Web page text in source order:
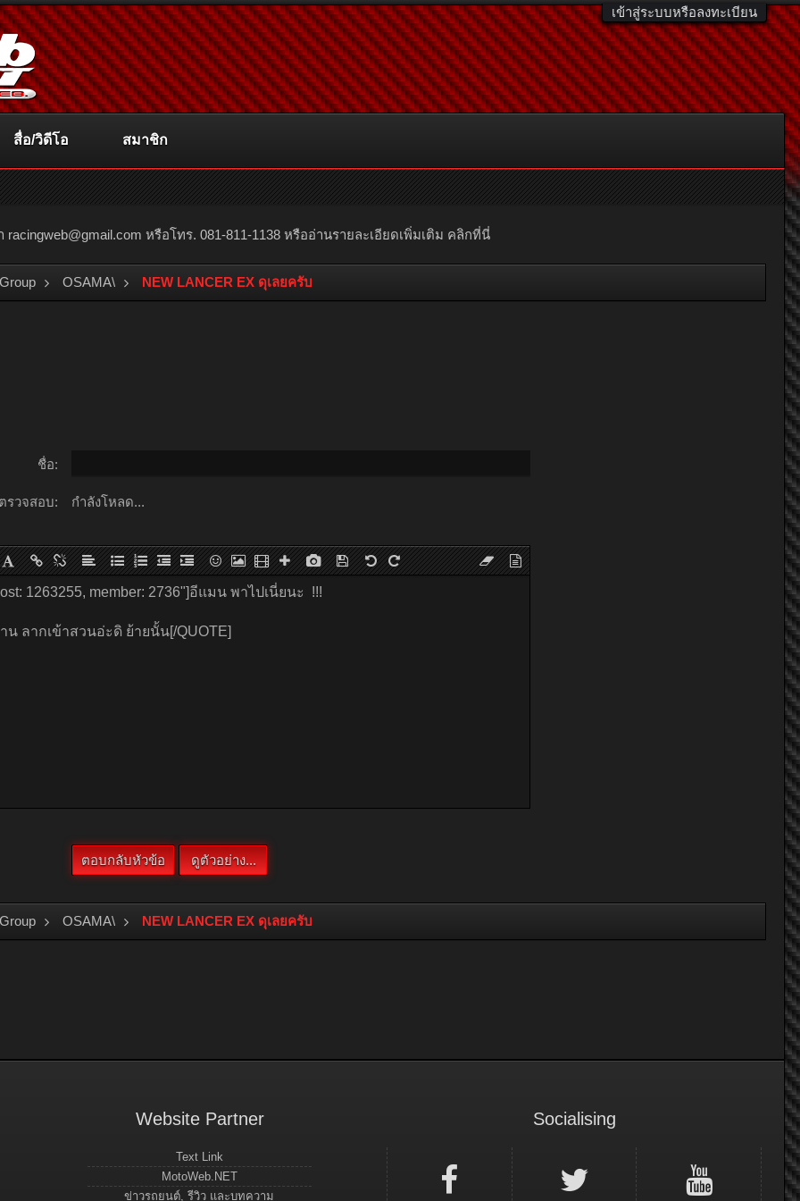
เข้าสู่ระบบหรือลงทะเบียน
racingweb@gmail.com หรือโทร. 081-811-1138 หรืออ่านรายละเอียดเพิ่มเติม คลิกที่นี่
OSAMA\ NEW LANCER EX ดุเลยครับ
ชื่อ:
รวจสอบ: กำลังโหลด...
OSAMA\ NEW LANCER EX ดุเลยครับ
สื่อ/วิดีโอ สมาชิก
Website Partner
Text Link
MotoWeb.NET
ข่าวรถยนต์, รีวิว และบทความ
Socialising